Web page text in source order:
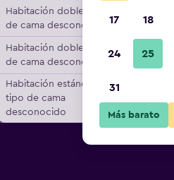
Habitación doble, tipo
de cama desconocido
Habitación doble, tipo
de cama desconocido
Habitación estándar,
tipo de cama
desconocido
17 18
24 25
31
Más barato